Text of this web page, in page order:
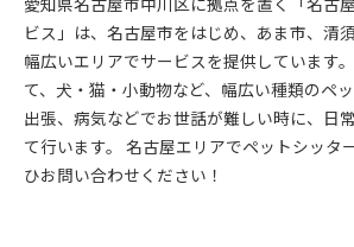
ビス」は、名古屋市をはじめ、あま市、清
幅広いエリアでサービスを提供しています
て、犬・猫・小動物など、幅広い種類のペ
出張、病気などでお世話が難しい時に、日
て行います。 名古屋エリアでペットシッタ
ひお問い合わせください！